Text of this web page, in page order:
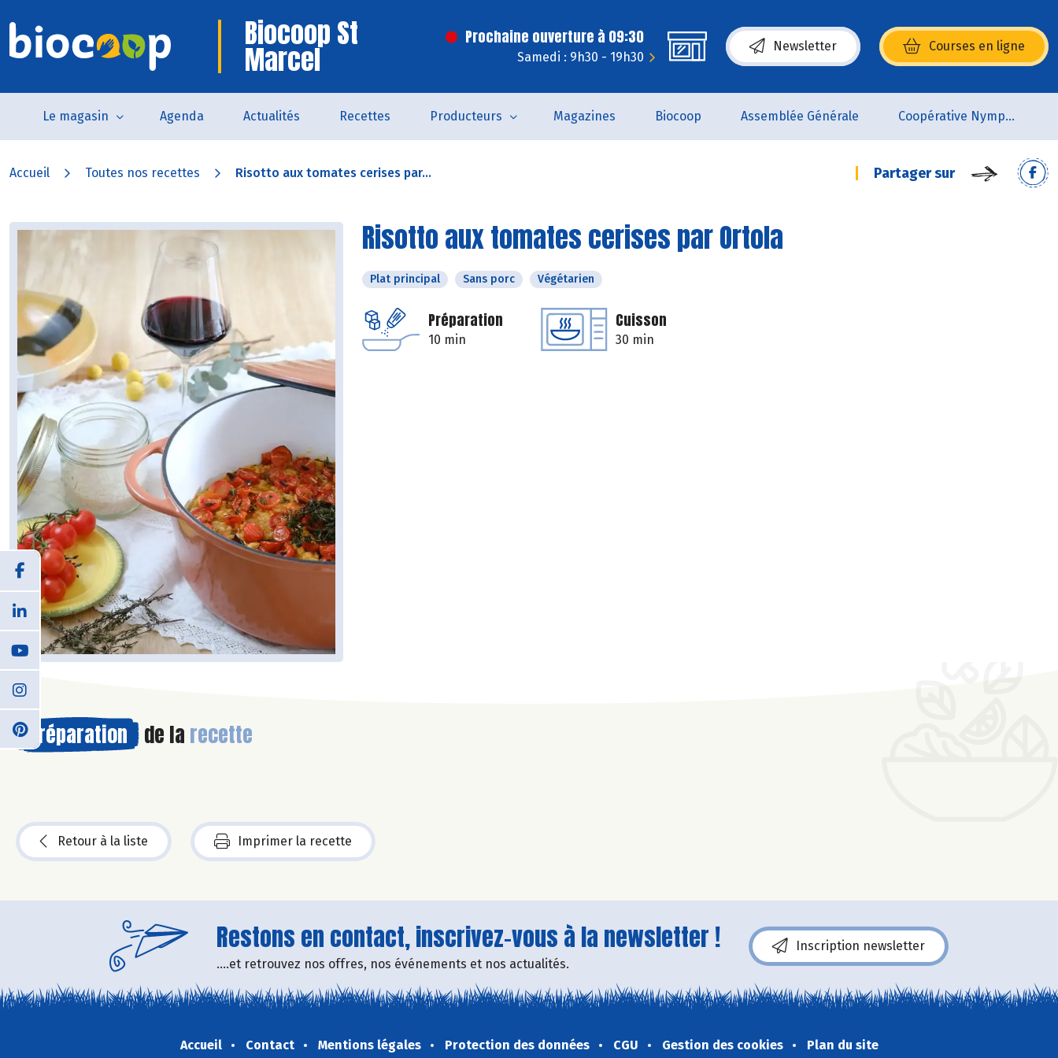
Biocoop St
Marcel
Prochaine ouverture à 09:30
Samedi : 9h30 - 19h30
Newsletter Courses en ligne
(s’ouvre dans une nouvelle fenêtre)
Le magasin Agenda Actualités Recettes Producteurs Magazines Biocoop Assemblée Générale Coopérative Nymphéa
Accueil Toutes nos recettes Risotto aux tomates cerises par... Partager sur
Risotto aux tomates cerises par Ortola
Plat principal Sans porc Végétarien
Préparation
10 min
Cuisson
30 min
Préparation de la recette
Retour à la liste Imprimer la recette
Restons en contact, inscrivez-vous à la newsletter !
....et retrouvez nos offres, nos événements et nos actualités.
Inscription newsletter
Accueil Contact Mentions légales Protection des données CGU Gestion des cookies Plan du site